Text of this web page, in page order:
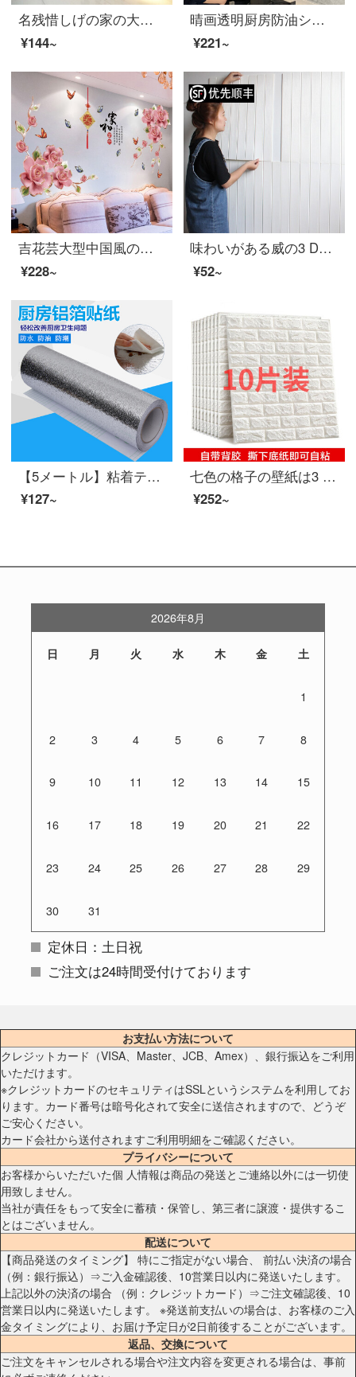
名残惜しげの家の大型中国風ホーンの壁に壁テレビの背景壁を貼って、リビングルームの部屋の壁の装飾品のシールを貼って、壁に貼り付けます。
¥144~
晴画透明厨房防油シール厨房ステッカー壁防油壁紙耐高温タイル貼膜油煙機かまどシール60*90 cm 4枚セット
¥221~
吉花芸大型中国風の富貴な花の壁はテレビの背景の壁のリビングルームのソファーの部屋の壁の装飾品のシールを貼って壁紙の壁にくっつきます。
¥228~
味わいがある威の3 D立体壁は自分で貼って客間の寝室のレストランの展示室の事務室の壁紙にくっついてからテレビの背景の壁にくっつきます。壁の壁紙を貼ります。
¥52~
【5メートル】粘着テープタイプの大サイズの防油ステッカーキッチンステッカーは高温に耐えられます。壁に貼り付けて壁紙を貼ります。銀色-刃雪城幅30*長さ500 cmです。
¥127~
七色の格子の壁紙は3 Dの立体壁にくっついてから、泡れんがの壁のシールを貼ります。防水防湿屋根の背景にある壁れんがの紋様の衝突防止シートです。リビングルームの壁紙はテレビの背に普通の特別価格のれんがの紋様を貼っています。
¥252~
2026年8月
日 月 火 水 木 金 土
1
2 3 4 5 6 7 8
9 10 11 12 13 14 15
16 17 18 19 20 21 22
23 24 25 26 27 28 29
30 31
定休日：土日祝
ご注文は24時間受付けております
お支払い方法について
クレジットカード（VISA、Master、JCB、Amex）、銀行振込をご利用
いただけます。
※クレジットカードのセキュリティはSSLというシステムを利用してお
ります。カード番号は暗号化されて安全に送信されますので、どうぞ
ご安心ください。
カード会社から送付されますご利用明細をご確認ください。
プライバシーについて
お客様からいただいた個 人情報は商品の発送とご連絡以外には一切使
用致しません。
当社が責任をもって安全に蓄積・保管し、第三者に譲渡・提供するこ
とはございません。
配送について
【商品発送のタイミング】 特にご指定がない場合、 前払い決済の場合
（例：銀行振込）⇒ご入金確認後、10営業日以内に発送いたします。
上記以外の決済の場合 （例：クレジットカード）⇒ご注文確認後、10
営業日以内に発送いたします。 ※発送前支払いの場合は、お客様のご入
金タイミングにより、お届け予定日が2日前後することがございます。
返品、交換について
ご注文をキャンセルされる場合や注文内容を変更される場合は、事前